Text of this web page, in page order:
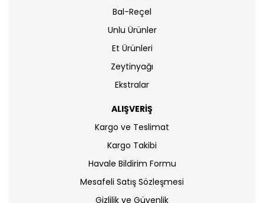
Bal-Reçel
Unlu Ürünler
Et Ürünleri
Zeytinyağı
Ekstralar
ALIŞVERİŞ
Kargo ve Teslimat
Kargo Takibi
Havale Bildirim Formu
Mesafeli Satış Sözleşmesi
Gizlilik ve Güvenlik